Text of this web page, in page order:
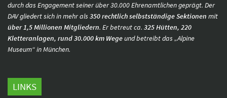
durch das Engagement seiner über 30.000 Ehrenamtlichen geprägt. Der
DAV gliedert sich in mehr als 350 rechtlich selbstständige Sektionen mit
über 1,5 Millionen Mitgliedern. Er betreut ca. 325 Hütten, 220
Kletteranlagen, rund 30.000 km Wegeund betreibt das „Alpine
Museum“ in München.
LINKS